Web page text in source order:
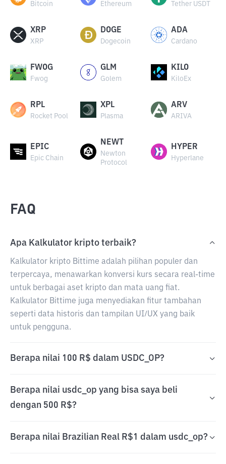
Bitcoin Ethereum Tether USDT
XRP
XRP
DOGE
Dogecoin
ADA
Cardano
FWOG
Fwog
GLM
Golem
KILO
KiloEx
RPL
Rocket Pool
XPL
Plasma
ARV
ARIVA
EPIC
Epic Chain
NEWT
Newton
Protocol
HYPER
Hyperlane
FAQ
Apa Kalkulator kripto terbaik?
Kalkulator kripto Bittime adalah pilihan populer dan
terpercaya, menawarkan konversi kurs secara real-time
untuk berbagai aset kripto dan mata uang fiat.
Kalkulator Bittime juga menyediakan fitur tambahan
seperti data historis dan tampilan UI/UX yang baik
untuk pengguna.
Berapa nilai 100 R$ dalam USDC_OP?
Berapa nilai usdc_op yang bisa saya beli
dengan 500 R$?
Berapa nilai Brazilian Real R$1 dalam usdc_op?